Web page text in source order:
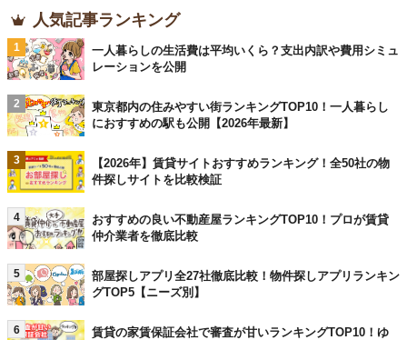
人気記事ランキング
1
一人暮らしの生活費は平均いくら？支出内訳や費用シミュ
レーションを公開
2
東京都内の住みやすい街ランキングTOP10！一人暮らし
におすすめの駅も公開【2026年最新】
3
【2026年】賃貸サイトおすすめランキング！全50社の物
件探しサイトを比較検証
4
おすすめの良い不動産屋ランキングTOP10！プロが賃貸
仲介業者を徹底比較
5
部屋探しアプリ全27社徹底比較！物件探しアプリランキン
グTOP5【ニーズ別】
6
賃貸の家賃保証会社で審査が甘いランキングTOP10！ゆ